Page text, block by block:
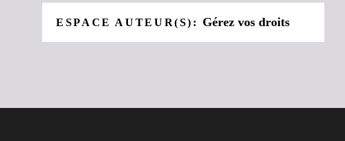
ESPACE AUTEUR(S): Gérez vos droits